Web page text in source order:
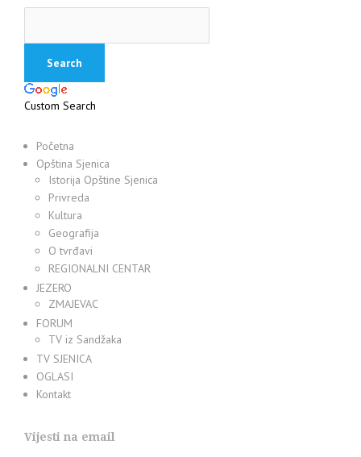
Custom Search
Početna
Opština Sjenica
Istorija Opštine Sjenica
Privreda
Kultura
Geografija
O tvrđavi
REGIONALNI CENTAR
JEZERO
ZMAJEVAC
FORUM
TV iz Sandžaka
TV SJENICA
OGLASI
Kontakt
Vijesti na email